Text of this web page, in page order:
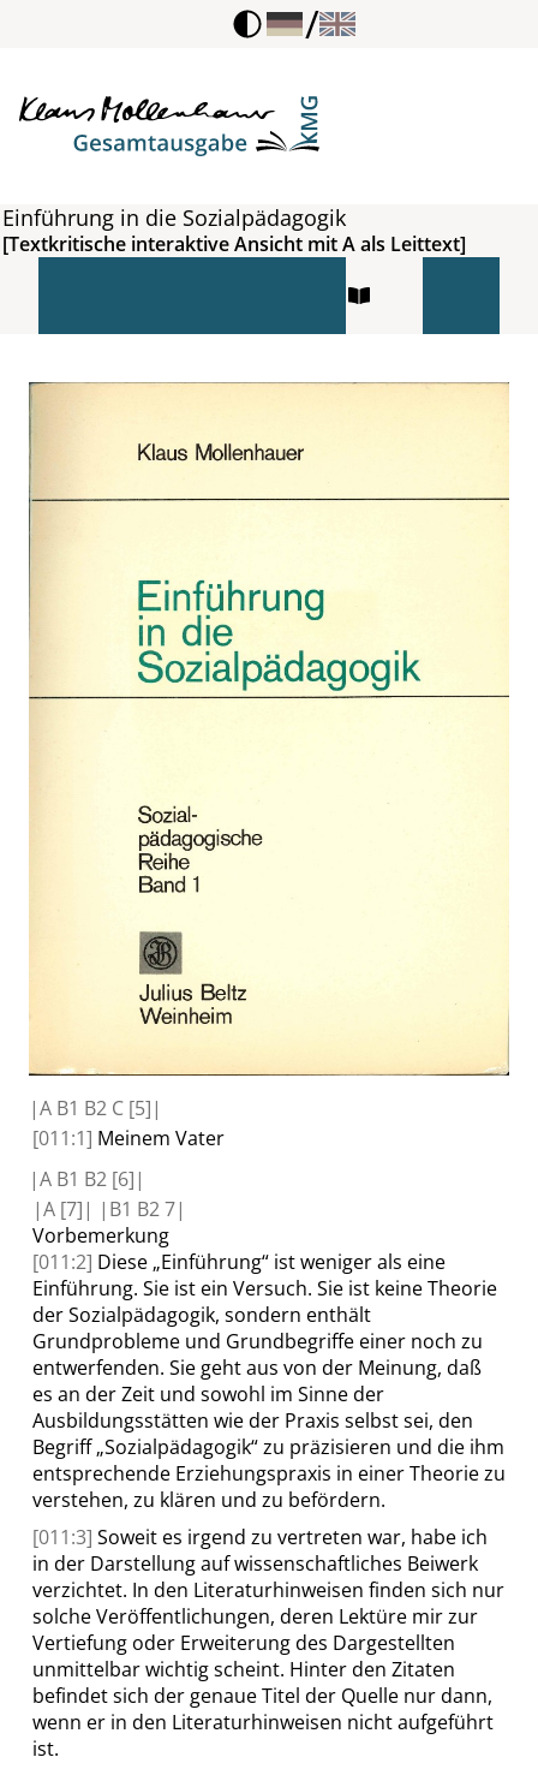
/
Einführung in die Sozialpädagogik
[Textkritische interaktive Ansicht mit A als Leittext]
|A B1 B2 C [5]|
[011:1] Meinem Vater
|A B1 B2 [6]|
|A [7]| | B1 B27|
Vorbemerkung
[011:2] Diese „Einführung“ ist weniger als eine
Einführung. Sie ist ein Versuch. Sie ist keine Theorie
der Sozialpädagogik, sondern enthält
Grundprobleme und Grundbegriffe einer noch zu
entwerfenden. Sie geht aus von der Meinung, daß
es an der Zeit und sowohl im Sinne der
Ausbildungsstätten wie der Praxis selbst sei, den
Begriff„Sozialpädagogik“zu präzisieren und die ihm
entsprechende Erziehungspraxis in einer Theorie zu
verstehen, zu klären und zu befördern.
[011:3] Soweit es irgend zu vertreten war, habe ich
in der Darstellung auf wissenschaftliches Beiwerk
verzichtet. In den Literaturhinweisen finden sich nur
solche Veröffentlichungen, deren Lektüre mir zur
Vertiefung oder Erweiterung des Dargestellten
unmittelbar wichtig scheint. Hinter den Zitaten
befindet sich der genaue Titel der Quelle nur dann,
wenn er in den Literaturhinweisen nicht aufgeführt
ist.